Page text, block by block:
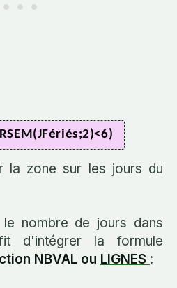
la zone sur les jours du
nombre de jours dans
d'intégrer la formule
NBVAL ou LIGNES :